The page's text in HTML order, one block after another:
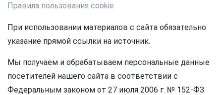
Правила пользования cookie
При использовании материалов с сайта обязательно
указание прямой ссылки на источник.
Мы получаем и обрабатываем персональные данные
посетителей нашего сайта в соответствии с
Федеральным законом от 27 июля 2006 г. № 152-ФЗ